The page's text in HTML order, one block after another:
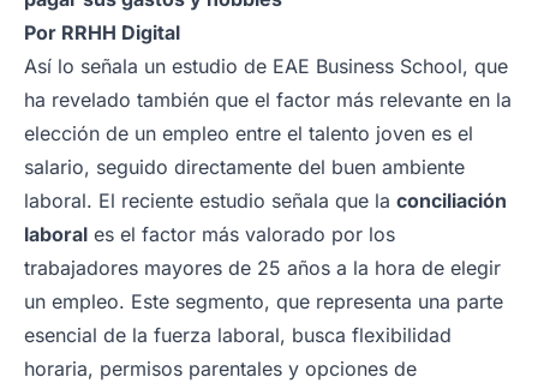
Por RRHH Digital
Así lo señala un estudio de EAE Business School, que
ha revelado también que el factor más relevante en la
elección de un empleo entre el talento joven es el
salario, seguido directamente del buen ambiente
laboral. El reciente estudio señala que la conciliación
laboral es el factor más valorado por los
trabajadores mayores de 25 años a la hora de elegir
un empleo. Este segmento, que representa una parte
esencial de la fuerza laboral, busca flexibilidad
horaria, permisos parentales y opciones de